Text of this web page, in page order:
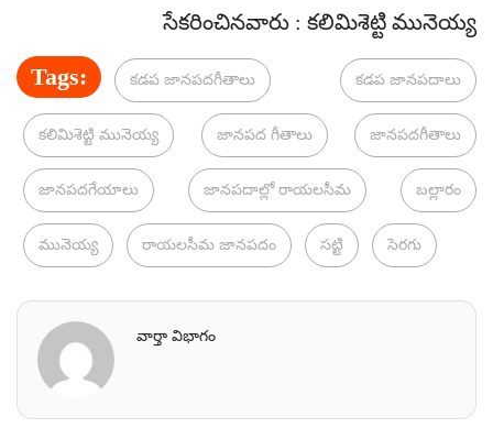
సేకరించినవారు : కలిమిశెట్టి మునెయ్య
Tags: కడప జానపదగీతాలు కడప జానపదాలు
కలిమిశెట్టి మునెయ్య జానపద గీతాలు జానపదగీతాలు
జానపదగేయాలు జానపదాల్లో రాయలసీమ బల్లారం
మునెయ్య రాయలసీమ జానపదం సట్టి సెరగు
వార్తా విభాగం